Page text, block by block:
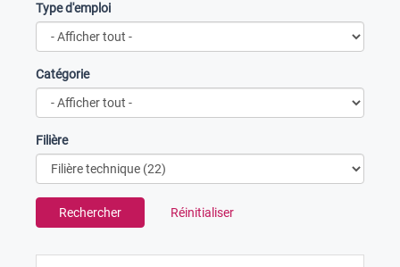
Type d'emploi
Catégorie
Filière
Rechercher Réinitialiser